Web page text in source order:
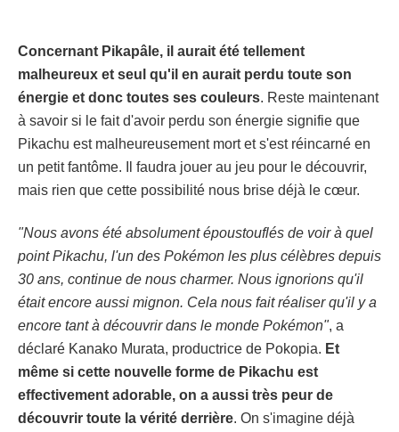
Concernant Pikapâle, il aurait été tellement
malheureux et seul qu'il en aurait perdu toute son
énergie et donc toutes ses couleurs. Reste maintenant
à savoir si le fait d'avoir perdu son énergie signifie que
Pikachu est malheureusement mort et s'est réincarné en
un petit fantôme. Il faudra jouer au jeu pour le découvrir,
mais rien que cette possibilité nous brise déjà le cœur.
"Nous avons été absolument époustouflés de voir à quel
point Pikachu, l'un des Pokémon les plus célèbres depuis
30 ans, continue de nous charmer. Nous ignorions qu'il
était encore aussi mignon. Cela nous fait réaliser qu'il y a
encore tant à découvrir dans le monde Pokémon", a
déclaré Kanako Murata, productrice de Pokopia. Et
même si cette nouvelle forme de Pikachu est
effectivement adorable, on a aussi très peur de
découvrir toute la vérité derrière. On s'imagine déjà